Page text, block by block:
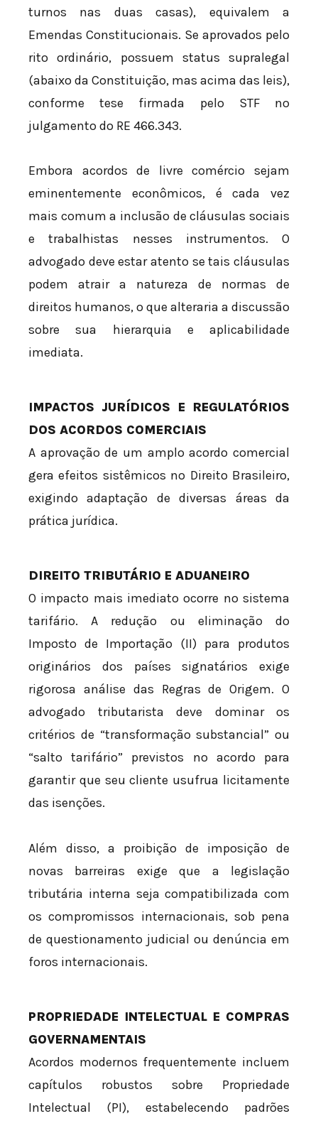
turnos nas duas casas), equivalem a
Emendas Constitucionais. Se aprovados pelo
rito ordinário, possuem status supralegal
(abaixo da Constituição, mas acima das leis),
conforme tese firmada pelo STF no
julgamento do RE 466.343.
Embora acordos de livre comércio sejam
eminentemente econômicos, é cada vez
mais comum a inclusão de cláusulas sociais
e trabalhistas nesses instrumentos. O
advogado deve estar atento se tais cláusulas
podem atrair a natureza de normas de
direitos humanos, o que alteraria a discussão
sobre sua hierarquia e aplicabilidade
imediata.
IMPACTOS JURÍDICOS E REGULATÓRIOS
DOS ACORDOS COMERCIAIS
A aprovação de um amplo acordo comercial
gera efeitos sistêmicos no Direito Brasileiro,
exigindo adaptação de diversas áreas da
prática jurídica.
DIREITO TRIBUTÁRIO E ADUANEIRO
O impacto mais imediato ocorre no sistema
tarifário. A redução ou eliminação do
Imposto de Importação (II) para produtos
originários dos países signatários exige
rigorosa análise das Regras de Origem. O
advogado tributarista deve dominar os
critérios de “transformação substancial” ou
“salto tarifário” previstos no acordo para
garantir que seu cliente usufrua licitamente
das isenções.
Além disso, a proibição de imposição de
novas barreiras exige que a legislação
tributária interna seja compatibilizada com
os compromissos internacionais, sob pena
de questionamento judicial ou denúncia em
foros internacionais.
PROPRIEDADE INTELECTUAL E COMPRAS
GOVERNAMENTAIS
Acordos modernos frequentemente incluem
capítulos robustos sobre Propriedade
Intelectual (PI), estabelecendo padrões